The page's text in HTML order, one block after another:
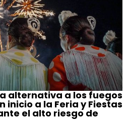
alternativa a los fuegos
inicio a la Feria y Fiestas
el alto riesgo de